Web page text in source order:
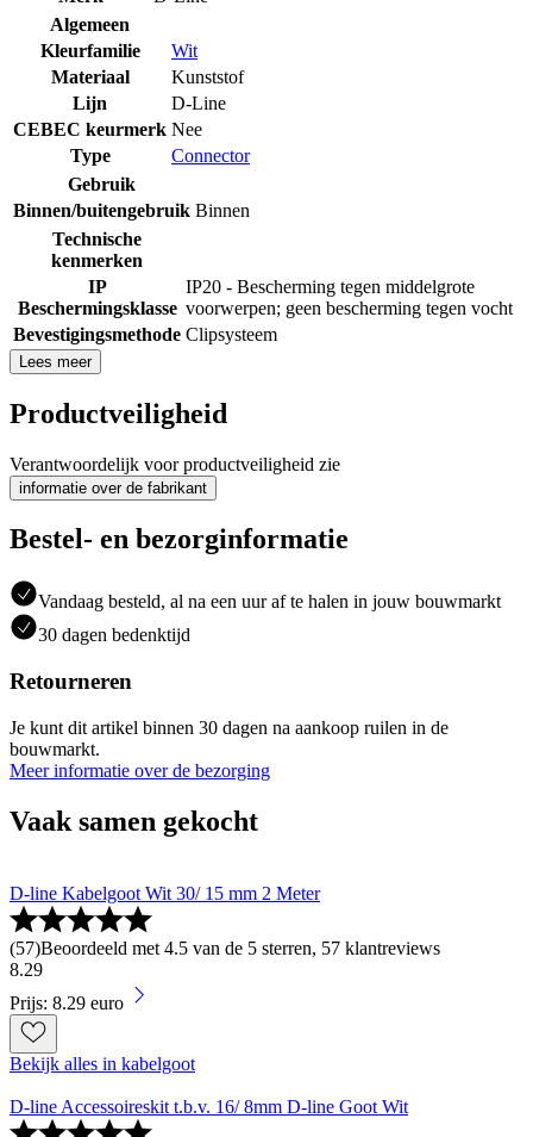
Algemeen
Kleurfamilie
Wit
Materiaal
Kunststof
Lijn
D-Line
CEBEC keurmerk Nee
Type
Connector
Gebruik
Binnen/buitengebruik Binnen
Technische
kenmerken
IP
Beschermingsklasse
IP20 - Bescherming tegen middelgrote
voorwerpen; geen bescherming tegen vocht
Bevestigingsmethode Clipsysteem
Lees meer
Productveiligheid
Verantwoordelijk voor productveiligheid zie
informatie over de fabrikant
Bestel- en bezorginformatie
Vandaag besteld, al na een uur af te halen in jouw bouwmarkt
30 dagen bedenktijd
Retourneren
Je kunt dit artikel binnen 30 dagen na aankoop ruilen in de
bouwmarkt.
Meer informatie over de bezorging
Vaak samen gekocht
D-line Kabelgoot Wit 30/ 15 mm 2 Meter
(57)Beoordeeld met 4.5 van de 5 sterren, 57 klantreviews
8.29
Prijs: 8.29 euro
Bekijk alles in kabelgoot
D-line Accessoireskit t.b.v. 16/ 8mm D-line Goot Wit